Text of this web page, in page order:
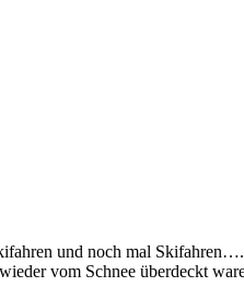
und noch mal
vom Schnee überdeckt